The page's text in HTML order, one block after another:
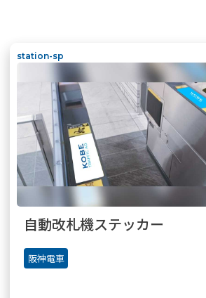
station-sp
自動改札機ステッカー
阪神電車